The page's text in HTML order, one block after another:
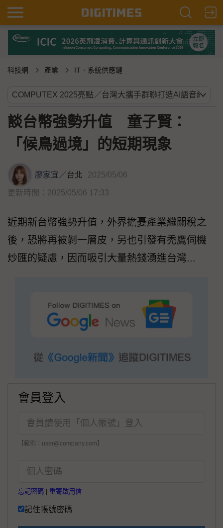
科技網 產業 IT．系統供應鏈
談台幣強勢升值 童子賢：
「候鳥過境」的短期現象
廖家宜／台北 2025/05/06
更新時間：2025/05/06 17:33
近期新台幣強勢升值，外界擔憂產業繼關稅之
後，恐將再被剝一層皮，另也引發有禿鷹伺機
炒匯的疑慮，因而吸引大量熱錢湧進台灣...
會員登入
【範例：user@company.com】
忘記密碼 重寄啟用信
記住帳號密碼